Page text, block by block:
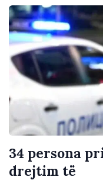
34 persona
drejtim të